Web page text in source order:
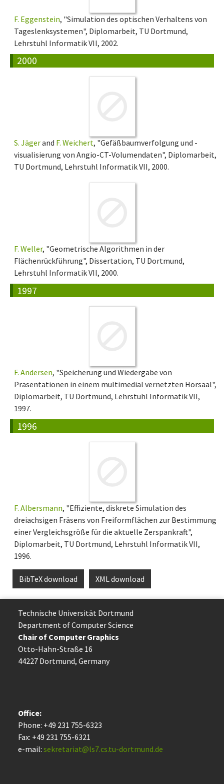
F. Eggenstein, "Simulation des optischen Verhaltens von
Tageslenksystemen", Diplomarbeit, TU Dortmund,
Lehrstuhl Informatik VII, 2002.
2000
S. Jägerand F. Weichert, "Gefäßbaumverfolgung und -
visualisierung von Angio-CT-Volumendaten", Diplomarbeit,
TU Dortmund, Lehrstuhl Informatik VII, 2000.
F. Weller, "Geometrische Algorithmen in der
Flächenrückführung", Dissertation, TU Dortmund,
Lehrstuhl Informatik VII, 2000.
1997
F. Andersen, "Speicherung und Wiedergabe von
Präsentationen in einem multimedial vernetzten Hörsaal",
Diplomarbeit, TU Dortmund, Lehrstuhl Informatik VII,
1997.
1996
F. Albersmann, "Effiziente, diskrete Simulation des
dreiachsigen Fräsens von Freiformflächen zur Bestimmung
einer Vergleichsgröße für die aktuelle Zerspankraft",
Diplomarbeit, TU Dortmund, Lehrstuhl Informatik VII,
1996.
BibTeX download XML download
Technische Uni­ver­si­tät Dort­mund
Department of Computer Science
Chair of Computer Graphics
Otto-Hahn-Straße 16
44227 Dort­mund, Germany
Office:
Phone: +49 231 755-6323
Fax: +49 231 755-6321
e-mail: sekretariat@ls7.cs.tu-dortmund.de